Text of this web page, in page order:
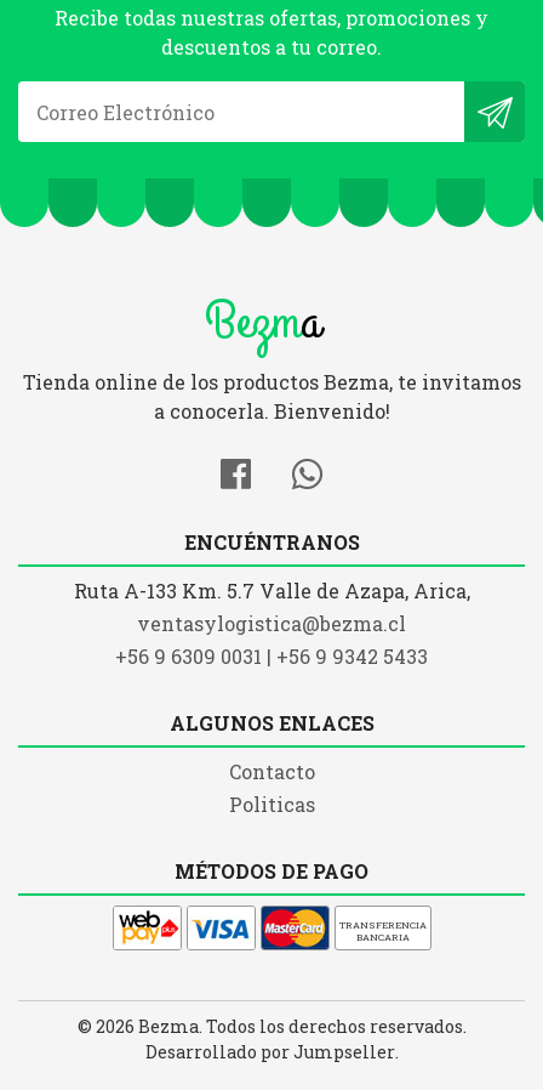
Recibe todas nuestras ofertas, promociones y
descuentos a tu correo.
Bezma
Tienda online de los productos Bezma, te invitamos
a conocerla. Bienvenido!
ENCUÉNTRANOS
Ruta A-133 Km. 5.7 Valle de Azapa, Arica,
ventasylogistica@bezma.cl
+56 9 6309 0031 | +56 9 9342 5433
ALGUNOS ENLACES
Contacto
Politicas
MÉTODOS DE PAGO
TRANSFERENCIA
BANCARIA
© 2026 Bezma. Todos los derechos reservados.
Desarrollado por Jumpseller.